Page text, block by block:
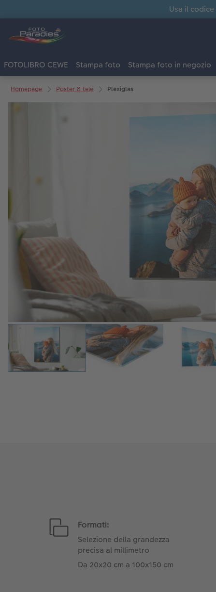
Usa il codice
FOTOLIBRO CEWE Stampa foto Stampa foto in negozio
Homepage Poster & tele Plexiglas
Formati:
Selezione della grandezza
precisa al millimetro
Da 20x20 cm a 100x150 cm